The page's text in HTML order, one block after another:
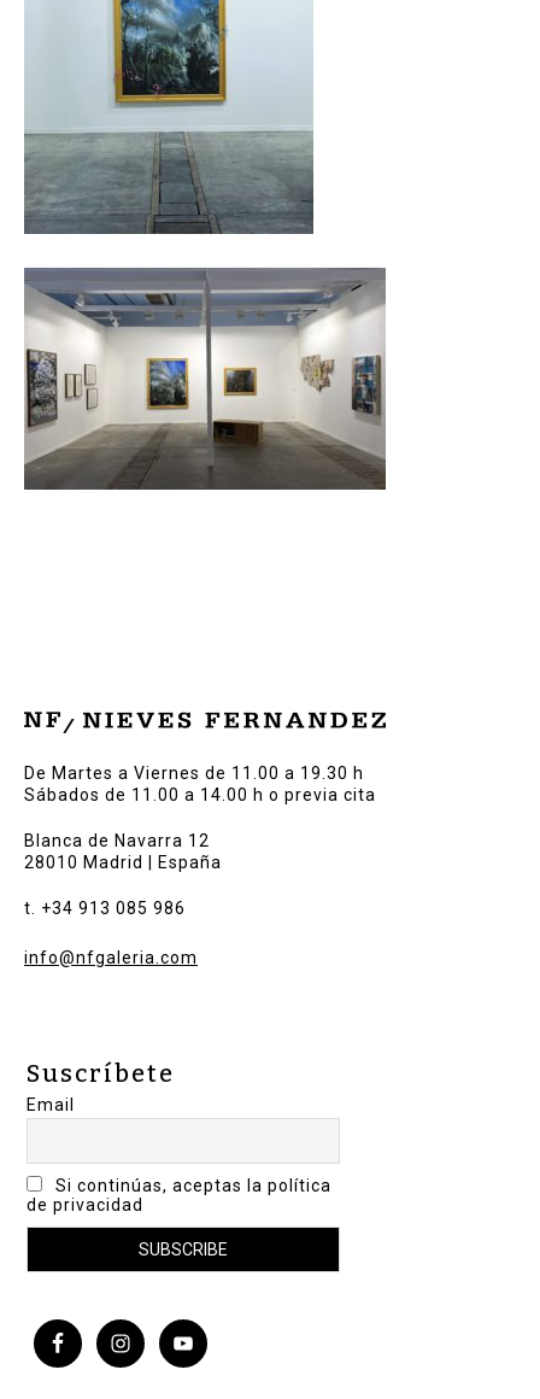
De Martes a Viernes de 11.00 a 19.30 h
Sábados de 11.00 a 14.00 h o previa cita
Blanca de Navarra 12
28010 Madrid | España
t. +34 913 085 986
info@nfgaleria.com
Suscríbete
Email
Si continúas, aceptas la política
de privacidad